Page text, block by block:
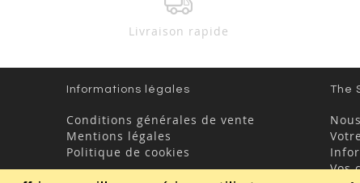
Livraison rapide
Informations légales
Conditions générales de vente
Mentions légales
Politique de cookies
The
Vos